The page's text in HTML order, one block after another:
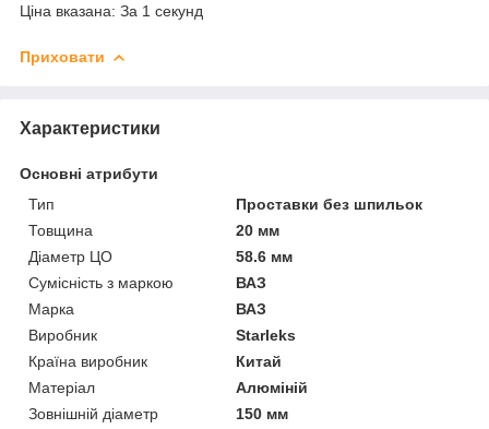
Ціна вказана: За 1 секунд
Приховати
Характеристики
Основні атрибути
Тип
Проставки без шпильок
Товщина
20 мм
Діаметр ЦО
58.6 мм
Сумісність з маркою
ВАЗ
Марка
ВАЗ
Виробник
Starleks
Країна виробник
Китай
Матеріал
Алюміній
Зовнішній діаметр
150 мм